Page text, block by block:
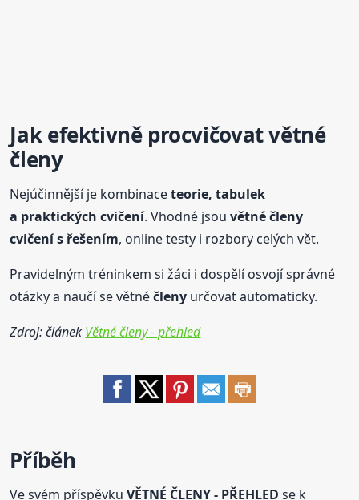
Jak efektivně procvičovat větné
členy
Nejúčinnější je kombinaceteorie, tabulek
a praktickýchcvičení. Vhodné jsouvětnéčleny
cvičenís řešením, online testy i rozbory celých vět.
Pravidelným tréninkem si žáci i dospělí osvojí správné
otázky a naučí se větnéčleny určovat automaticky.
Zdroj: článek Větné členy - přehled
Příběh
Ve svém příspěvkuVĚTNÉ ČLENY - PŘEHLED se k